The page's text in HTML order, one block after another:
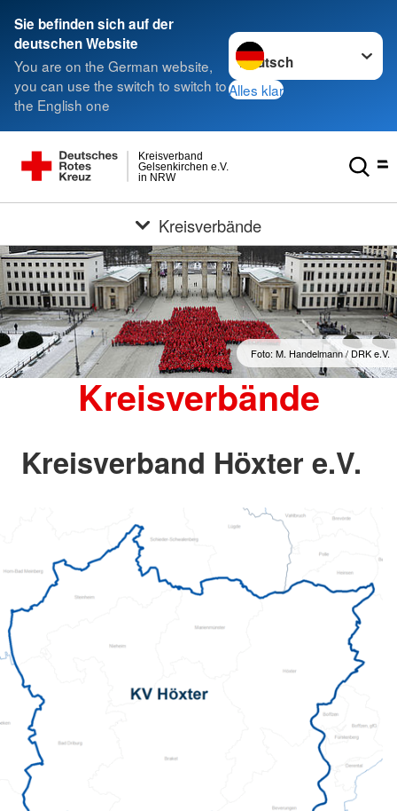
Sie befinden sich auf der
deutschen Website
You are on the German website,
you can use the switch to switch to
the English one
Sprache wechseln zu
Alles klar
in NRW
Gelsenkirchen e.V.
Kreisverband
Kreisverbände
Foto: M. Handelmann / DRK e.V.
Kreisverbände
Kreisverband Höxter e.V.